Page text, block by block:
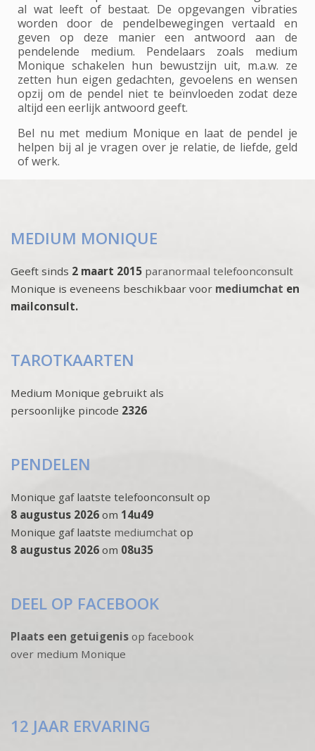
al wat leeft of bestaat. De opgevangen vibraties
worden door de pendelbewegingen vertaald en
geven op deze manier een antwoord aan de
pendelende medium. Pendelaars zoals medium
Monique schakelen hun bewustzijn uit, m.a.w. ze
zetten hun eigen gedachten, gevoelens en wensen
opzij om de pendel niet te beïnvloeden zodat deze
altijd een eerlijk antwoord geeft.
Bel nu met medium Monique en laat de pendel je
helpen bij al je vragen over je relatie, de liefde, geld
of werk.
MEDIUM MONIQUE
Geeft sinds 2 maart 2015 paranormaal telefoonconsult
Monique is eveneens beschikbaar voor mediumchat en
mailconsult.
TAROTKAARTEN
Medium Monique gebruikt als
persoonlijke pincode 2326
PENDELEN
Monique gaf laatste telefoonconsult op
8 augustus 2026 om 14u49
Monique gaf laatste mediumchat op
8 augustus 2026 om 08u35
DEEL OP FACEBOOK
Plaats een getuigenis op facebook
over medium Monique
12 JAAR ERVARING